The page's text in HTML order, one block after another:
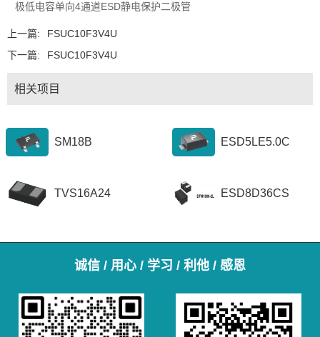
极低电容单向4通道ESD静电保护二极管
上一篇:
FSUC10F3V4U
下一篇:
FSUC10F3V4U
相关项目
SM18B ESD5LE5.0C
TVS16A24 ESD8D36CS
诚信 / 用心 / 学习 / 利他 / 感恩